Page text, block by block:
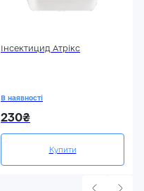
Інсектицид Атрікс
В наявності
230₴
Купити